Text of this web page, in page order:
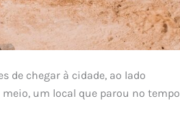
de chegar à cidade, ao lado
um local que parou no tempo